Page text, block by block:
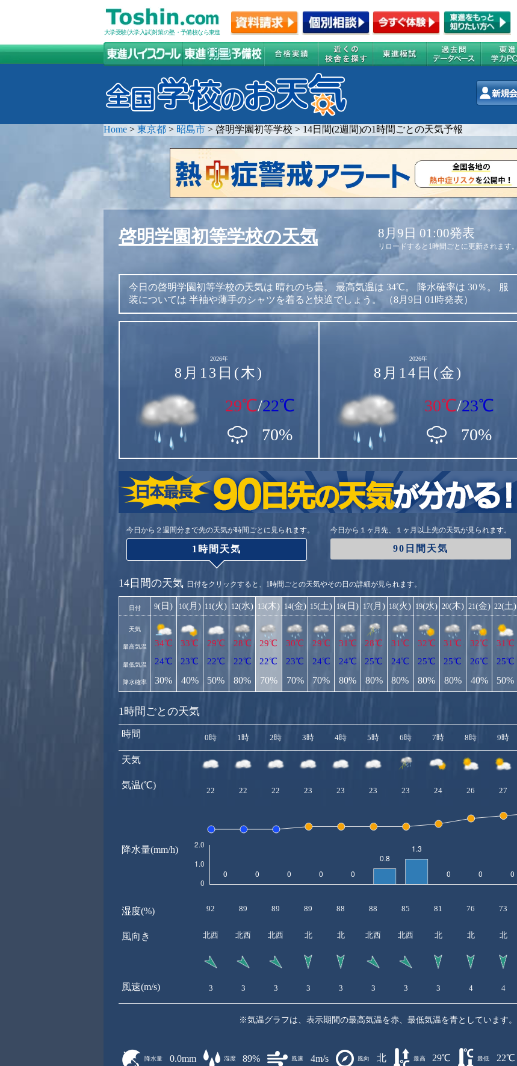
大学受験(大学入試)対策の塾・予備校なら東進
Home > 東京都 > 昭島市 > 啓明学園初等学校 > 14日間(2週間)の1時間ごとの天気予報
啓明学園初等学校の天気 8月9日 01:00発表
リロードすると1時間ごとに更新されます。
今日の啓明学園初等学校の天気は 晴れのち曇。 最高気温は 34℃。 降水確率は 30％。
服
装については 半袖や薄手のシャツを着ると快適でしょう。 （8月9日 01時発表）
2026年
8月13日(木)
29℃/22℃
70%
2026年
8月14日(金)
30℃/23℃
70%
今日から２週間分まで先の天気が時間ごとに見られます。
1時間天気
今日から１ヶ月先、１ヶ月以上先の天気が見られます。
90日間天気
14日間の天気 日付をクリックすると、1時間ごとの天気やその日の詳細が見られます。
日付
天気
最高気温
最低気温
降水確率
9(日)
34℃
24℃
30%
10(月)
33℃
23℃
40%
11(火)
29℃
22℃
50%
12(水)
28℃
22℃
80%
13(木)
29℃
22℃
70%
14(金)
30℃
23℃
70%
15(土)
29℃
24℃
70%
16(日)
31℃
24℃
80%
17(月)
28℃
25℃
80%
18(火)
31℃
24℃
80%
19(水)
32℃
25℃
80%
20(木)
31℃
25℃
80%
21(金)
32℃
26℃
40%
22(土)
31℃
25℃
50%
1時間ごとの天気
時間
天気
気温(℃)
降水量(mm/h)
湿度(%)
風向き
風速(m/s)
0時 1時 2時 3時 4時 5時 6時 7時 8時 9時
22 22 22 23 23 23 23 24 26 27
92 89 89 89 88 88 85 81 76 73
北西 北西 北西 北 北 北西 北西 北 北 北
3 3 3 3 3 3 3 3 4 4
※気温グラフは、表示期間の最高気温を赤、最低気温を青としています。
降水量 0.0mm 湿度 89% 風速 4m/s 風向 北 最高 29℃ 最低 22℃